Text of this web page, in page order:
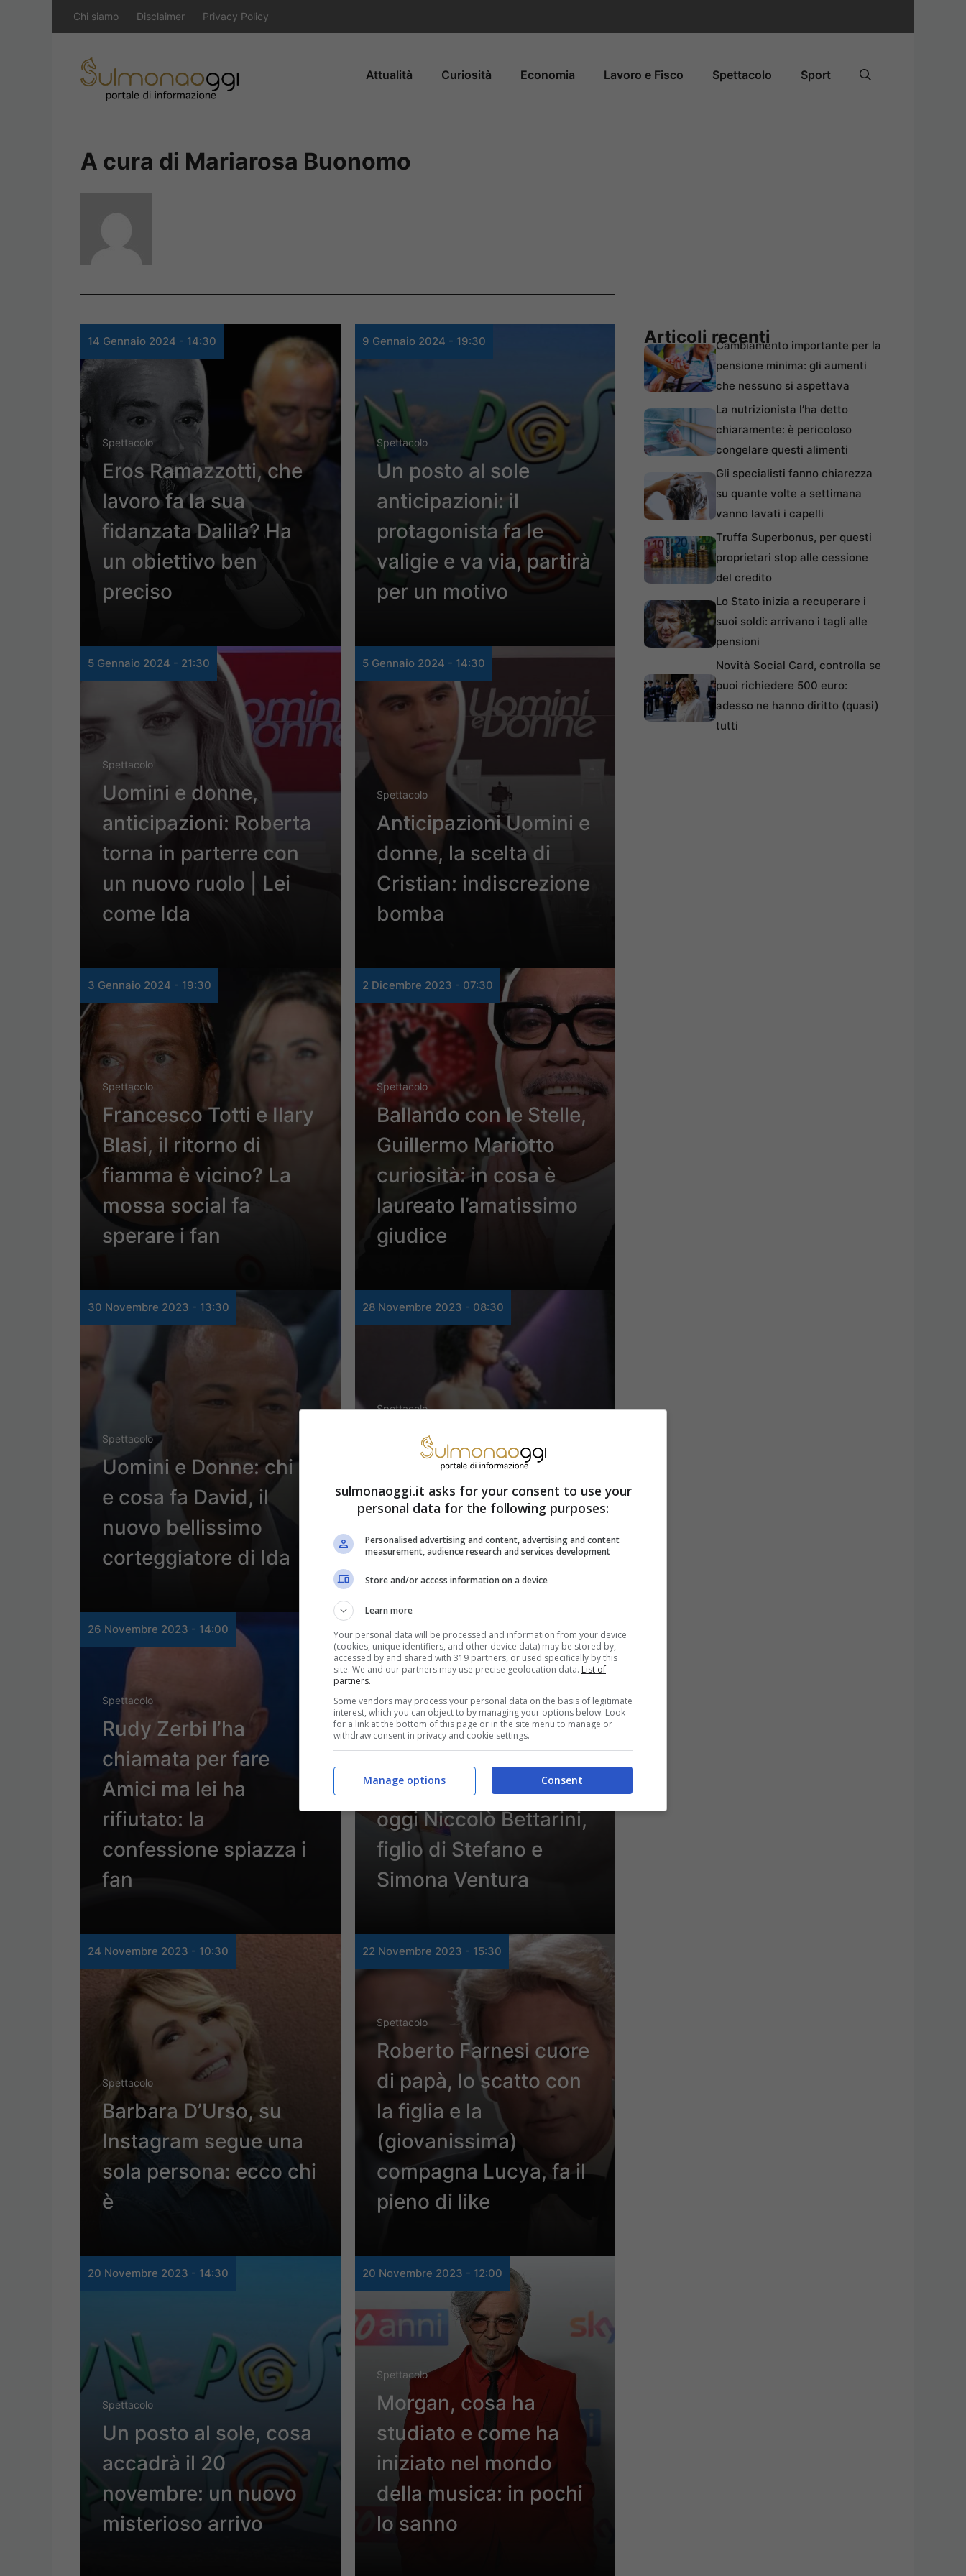
Chi siamo Disclaimer Privacy Policy
Attualità Curiosità Economia Lavoro e Fisco Spettacolo Sport
A cura di Mariarosa Buonomo
14 Gennaio 2024 - 14:30
Spettacolo
Eros Ramazzotti, che
lavoro fa la sua
fidanzata Dalila? Ha
un obiettivo ben
preciso
9 Gennaio 2024 - 19:30
Spettacolo
Un posto al sole
anticipazioni: il
protagonista fa le
valigie e va via, partirà
per un motivo
5 Gennaio 2024 - 21:30
Spettacolo
Uomini e donne,
anticipazioni: Roberta
torna in parterre con
un nuovo ruolo | Lei
come Ida
5 Gennaio 2024 - 14:30
Spettacolo
Anticipazioni Uomini e
donne, la scelta di
Cristian: indiscrezione
bomba
3 Gennaio 2024 - 19:30
Spettacolo
Francesco Totti e Ilary
Blasi, il ritorno di
fiamma è vicino? La
mossa social fa
sperare i fan
2 Dicembre 2023 - 07:30
Spettacolo
Ballando con le Stelle,
Guillermo Mariotto
curiosità: in cosa è
laureato l’amatissimo
giudice
30 Novembre 2023 - 13:30
Spettacolo
Uomini e Donne: chi è
e cosa fa David, il
nuovo bellissimo
corteggiatore di Ida
28 Novembre 2023 - 08:30
Spettacolo
Qui era al suo
secondo Sanremo,
oggi ha 73 anni ed è
della TV
26 Novembre 2023 - 14:00
Spettacolo
Rudy Zerbi l’ha
chiamata per fare
Amici ma lei ha
rifiutato: la
confessione spiazza i
fan
25 Novembre 2023 - 17:00
Spettacolo
Fisico scultoreo e
capelli lunghi: com’è
oggi Niccolò Bettarini,
figlio di Stefano e
Simona Ventura
24 Novembre 2023 - 10:30
Spettacolo
Barbara D’Urso, su
Instagram segue una
sola persona: ecco chi
è
22 Novembre 2023 - 15:30
Spettacolo
Roberto Farnesi cuore
di papà, lo scatto con
la figlia e la
(giovanissima)
compagna Lucya, fa il
pieno di like
20 Novembre 2023 - 14:30
Spettacolo
Un posto al sole, cosa
accadrà il 20
novembre: un nuovo
misterioso arrivo
20 Novembre 2023 - 12:00
Spettacolo
Morgan, cosa ha
studiato e come ha
iniziato nel mondo
della musica: in pochi
lo sanno
Articoli recentiCambiamento importante per la
pensione minima: gli aumenti
che nessuno si aspettava
La nutrizionista l’ha detto
chiaramente: è pericoloso
congelare questi alimenti
Gli specialisti fanno chiarezza
su quante volte a settimana
vanno lavati i capelli
Truffa Superbonus, per questi
proprietari stop alle cessione
del credito
Lo Stato inizia a recuperare i
suoi soldi: arrivano i tagli alle
pensioni
Novità Social Card, controlla se
puoi richiedere 500 euro:
adesso ne hanno diritto (quasi)
tutti
sulmonaoggi.it asks for your consent to use your
personal data for the following purposes:
Personalised advertising and content, advertising and content
measurement, audience research and services development
Store and/or access information on a device
Learn more
Your personal data will be processed and information from your device
(cookies, unique identifiers, and other device data) may be stored by,
accessed by and shared with 319 partners, or used specifically by this
site. We and our partners may use precise geolocation data. List of
partners.
Some vendors may process your personal data on the basis of legitimate
interest, which you can object to by managing your options below. Look
for a link at the bottom of this page or in the site menu to manage or
withdraw consent in privacy and cookie settings.
Consent
Manage options